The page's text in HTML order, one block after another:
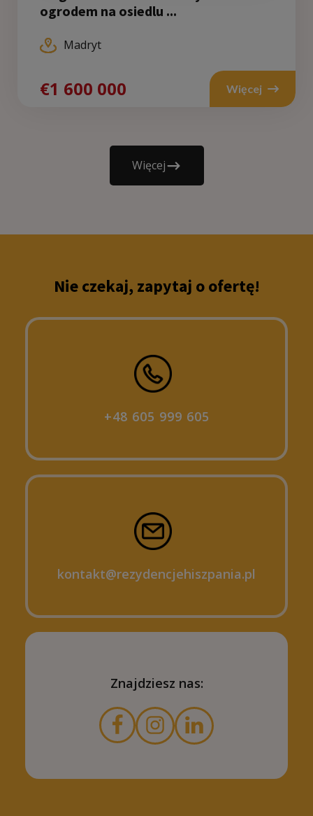
ogrodem na osiedlu ...
Madryt
€1 600 000 Więcej
Więcej
Nie czekaj, zapytaj o ofertę!
+48 605 999 605
kontakt@rezydencjehiszpania.pl
Znajdziesz nas: